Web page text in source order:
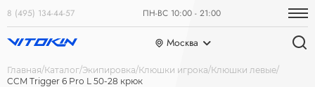
8 (495) 134-44-57 ПН-ВС 10:00 - 21:00
Москва
Главная Каталог Экипировка Клюшки игрока Клюшки левые
CCM Trigger 6 Pro L 50-28 крюк